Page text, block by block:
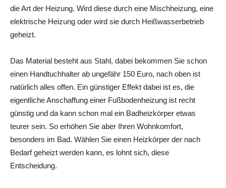
die Art der Heizung. Wird diese durch eine Mischheizung, eine
elektrische Heizung oder wird sie durch Heißwasserbetrieb
geheizt.
Das Material besteht aus Stahl, dabei bekommen Sie schon
einen Handtuchhalter ab ungefähr 150 Euro, nach oben ist
natürlich alles offen. Ein günstiger Effekt dabei ist es, die
eigentliche Anschaffung einer Fußbodenheizung ist recht
günstig und da kann schon mal ein Badheizkörper etwas
teurer sein. So erhöhen Sie aber Ihren Wohnkomfort,
besonders im Bad. Wählen Sie einen Heizkörper der nach
Bedarf geheizt werden kann, es lohnt sich, diese
Entscheidung.